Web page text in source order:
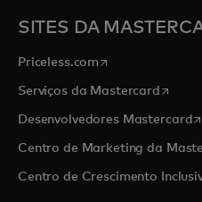
SITES DA
Priceless.com abre em uma
Serviços da Mastercardabre
Desenvolvedores Mastercard
Centro de Marketing da
Centro de Crescimento